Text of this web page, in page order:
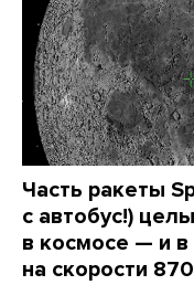
Часть ракеты
с автобус!)
в космосе — и в
на скорости